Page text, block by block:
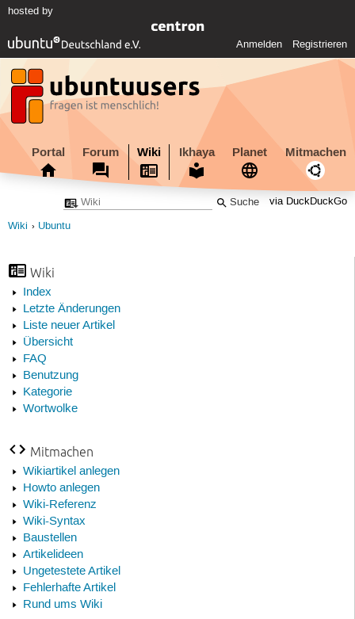
hosted by
Anmelden Registrieren
Portal Forum Wiki Ikhaya Planet Mitmachen
via DuckDuckGo
Wiki Ubuntu
Wiki
Index
Letzte Änderungen
Liste neuer Artikel
Übersicht
FAQ
Benutzung
Kategorie
Wortwolke
Mitmachen
Wikiartikel anlegen
Howto anlegen
Wiki-Referenz
Wiki-Syntax
Baustellen
Artikelideen
Ungetestete Artikel
Fehlerhafte Artikel
Rund ums Wiki